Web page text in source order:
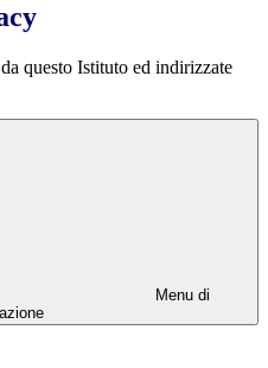
questo Istituto ed indirizzate
Menu di